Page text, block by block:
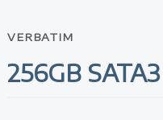
VERBATIM
256GB